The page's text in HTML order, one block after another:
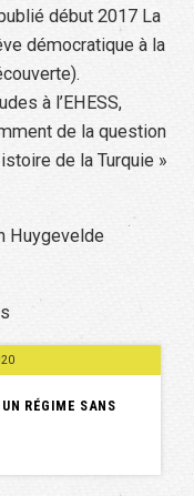
début 2017 La
démocratique à la
à l’EHESS,
de la question
de la Turquie »
Huygevelde
RÉGIME SANS